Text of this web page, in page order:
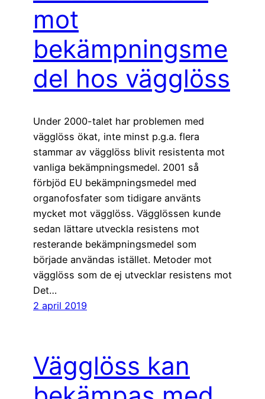
mot
bekämpningsme
del hos vägglöss
Under 2000-talet har problemen med
vägglöss ökat, inte minst p.g.a. flera
stammar av vägglöss blivit resistenta mot
vanliga bekämpningsmedel. 2001 så
förbjöd EU bekämpningsmedel med
organofosfater som tidigare använts
mycket mot vägglöss. Vägglössen kunde
sedan lättare utveckla resistens mot
resterande bekämpningsmedel som
började användas istället. Metoder mot
vägglöss som de ej utvecklar resistens mot
Det…
2 april 2019
Vägglöss kan